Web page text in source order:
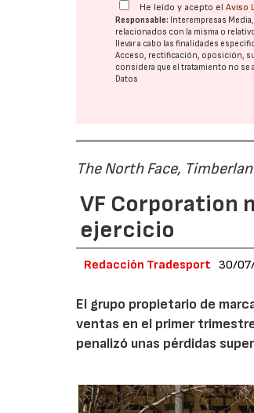
He leído y acepto elAviso
Responsable: Interempresas
relacionados con la misma o
llevar a cabo las finalidades
Acceso, rectificación, oposición,
considera que el tratamiento no se
Datos
The North Face,
VF Corporation
ejercicio
Redacción Tradesport 30/
El grupo propietario de
ventas en el primer
penalizó unas pérdidas